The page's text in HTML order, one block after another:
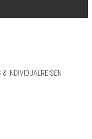
INDIVIDUALREISEN